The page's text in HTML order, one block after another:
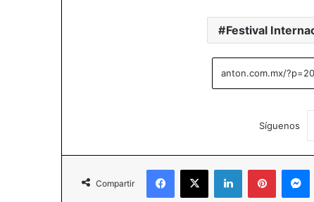
Festival
Síguenos
Compartir
Facebook
X LinkedInPinterest